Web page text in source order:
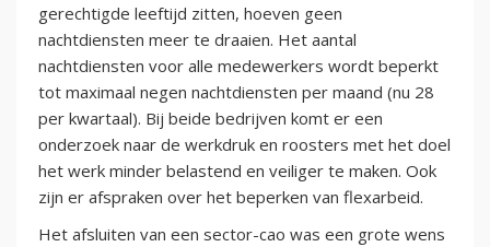
gerechtigde leeftijd zitten, hoeven geen
nachtdiensten meer te draaien. Het aantal
nachtdiensten voor alle medewerkers wordt beperkt
tot maximaal negen nachtdiensten per maand (nu 28
per kwartaal). Bij beide bedrijven komt er een
onderzoek naar de werkdruk en roosters met het doel
het werk minder belastend en veiliger te maken. Ook
zijn er afspraken over het beperken van flexarbeid.
Het afsluiten van een sector-cao was een grote wens